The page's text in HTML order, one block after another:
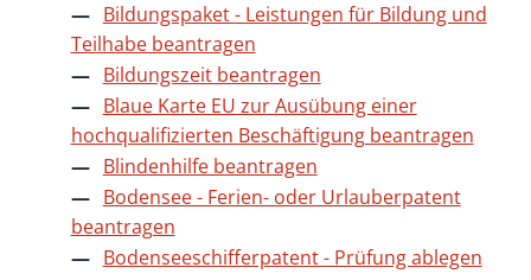
Bildungspaket - Leistungen für Bildung und
Teilhabe beantragen
Bildungszeit beantragen
Blaue Karte EU zur Ausübung einer
hochqualifizierten Beschäftigung beantragen
Blindenhilfe beantragen
Bodensee - Ferien- oder Urlauberpatent
beantragen
Bodenseeschifferpatent - Prüfung ablegen